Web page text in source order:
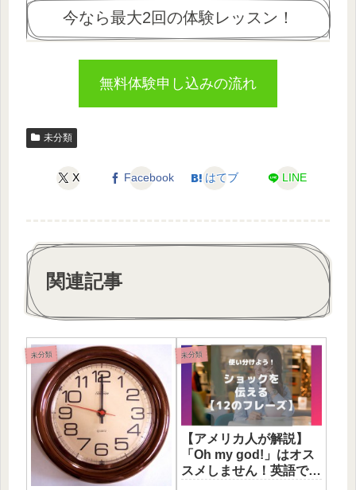
今なら最大2回の体験レッスン！
無料体験申し込みの流れ
未分類
X Facebook はてブ LINE
関連記事
未分類 未分類
【アメリカ人が解説】
「Oh my god!」はオス
スメしません！英語で自